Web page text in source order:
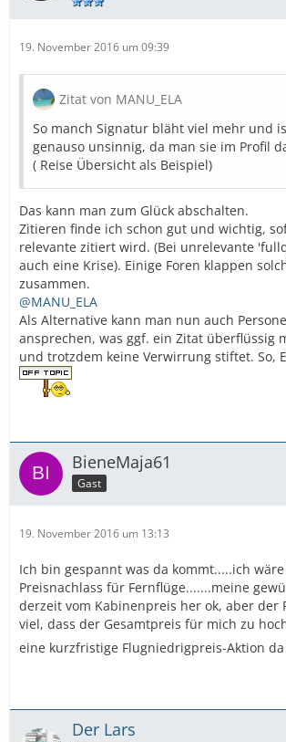
19. November 2016 um 09:39
Zitat von MANU_ELA
So manch Signatur bläht viel mehr und
genauso unsinnig, da man sie im Profil
( Reise Übersicht als Beispiel)
Das kann man zum Glück abschalten.
Zitieren finde ich schon gut und wichtig,
relevante zitiert wird. (Bei unrelevante
auch eine Krise). Einige Foren klappen
zusammen.
@MANU_ELA
Als Alternative kann man nun auch
ansprechen, was ggf. ein Zitat überflüssig
und trotzdem keine Verwirrung stiftet. So,
BieneMaja61
Gast
19. November 2016 um 13:13
Ich bin gespannt was da kommt.....ich
Preisnachlass für Fernflüge.......meine
derzeit vom Kabinenpreis her ok, aber der
viel, dass der Gesamtpreis für mich zu
eine kurzfristige Flugniedrigpreis-Aktion
Der Lars